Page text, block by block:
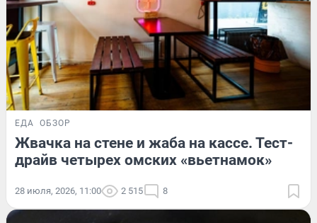
ЕДА ОБЗОР
Жвачка на стене и жаба на кассе. Тест-
драйв четырех омских «вьетнамок»
28 июля, 2026, 11:00 2 515 8